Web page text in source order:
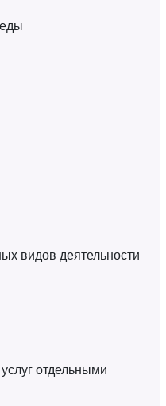
видов деятельности
отдельными